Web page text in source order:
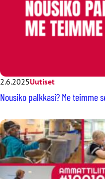
2.6.2025Uutiset
Nousiko palkkasi? Me teimme